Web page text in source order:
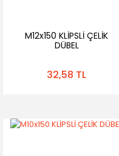
M12x150 KLİPSLİ ÇELİK
DÜBEL
32,58 TL